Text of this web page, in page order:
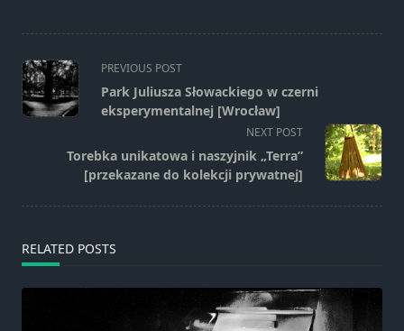
<span
class="nav-
subtitle
reader-
text">Page</span>
PREVIOUS POST
Park Juliusza Słowackiego w czerni
eksperymentalnej [Wrocław]
NEXT POST
Torebka unikatowa i naszyjnik „Terra”
[przekazane do kolekcji prywatnej]
RELATED POSTS